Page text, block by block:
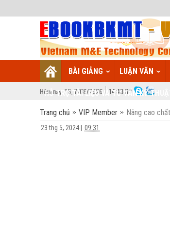
BÀI GIẢNG LUẬN VĂN
HỖ TRỢ TÀI LIỆU VÀ TƯ VẤN KỸ THUẬT
Hôm nay: T6, 7/08/2026 14:43:33
Trang chủ VIP Member Nâng cao
23 thg 5, 2024 09:31